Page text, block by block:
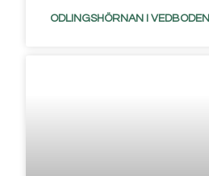
ODLINGSHÖRNAN I VEDBODEN